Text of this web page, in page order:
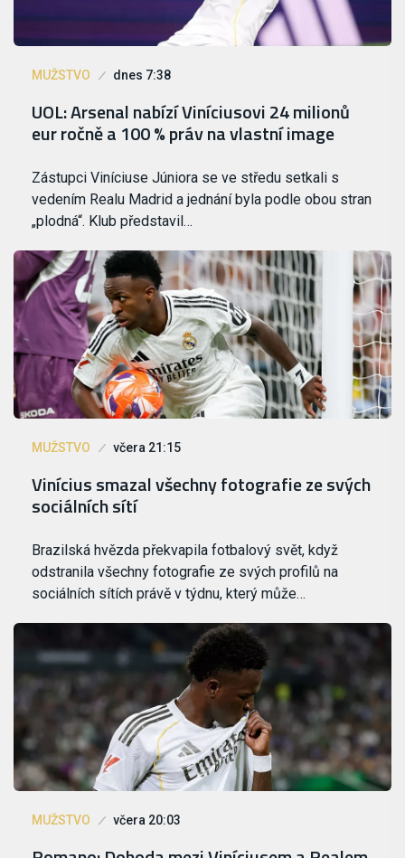
MUŽSTVO dnes 7:38
UOL: Arsenal nabízí Viníciusovi 24 milionů
eur ročně a 100 % práv na vlastní image
Zástupci Viníciuse Júniora se ve středu setkali s
vedením Realu Madrid a jednání byla podle obou stran
„plodná“. Klub představil…
MUŽSTVO včera 21:15
Vinícius smazal všechny fotografie ze svých
sociálních sítí
Brazilská hvězda překvapila fotbalový svět, když
odstranila všechny fotografie ze svých profilů na
sociálních sítích právě v týdnu, který může…
MUŽSTVO včera 20:03